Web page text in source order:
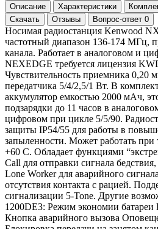
Описание Характеристики
Скачать
Отзывы Вопрос-ответ 0
Носимая радиостанция Kenwood
частотный диапазон 136-174 МГц,
канала. Работает в аналоговом и
NEXEDGE требуется лицензия
Чувствительность приемника 0,20
передатчика 5/4/2,5/1 Вт. В
аккумулятор емкостью 2000 мАч,
подзарядки до 11 часов в
цифровом при цикле 5/5/90.
защиты IP54/55 для работы в
запыленности. Может работать при
+60 С. Обладает функциями
Call для отправки сигнала
Lone Worker для аварийного
отсутствия контакта с рацией.
сигнализации 5-Tone. Другие
1200DE3: Режим экономии батареи
Кнопка аварийного вызова